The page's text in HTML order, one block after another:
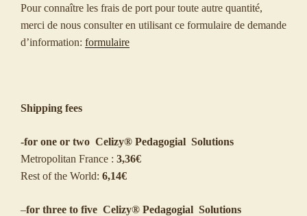
Pour connaître les frais de port pour toute autre quantité,
merci de nous consulter en utilisant ce formulaire de demande
d’information: formulaire
Shipping fees
-for one or two Celizy® Pedagogial Solutions
Metropolitan France : 3,36€
Rest of the World: 6,14€
–for three to five Celizy® Pedagogial Solutions